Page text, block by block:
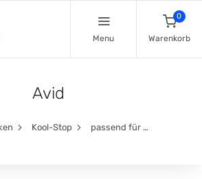
Menu
0
Warenkorb
Avid
Kool-Stop passend für …